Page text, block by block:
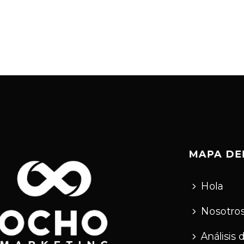
MAPA
Hola
Análisis